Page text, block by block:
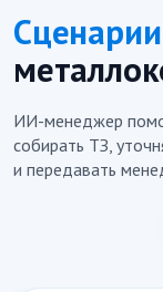
Сценарии
ИИ-менеджер
собирать ТЗ,
и передавать